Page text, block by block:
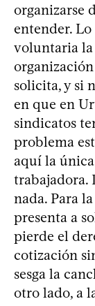
organizarse
entender. Lo
voluntaria
solicita, y si
en que en
sindicatos
problema
aquí la
trabajadora.
nada. Para
presenta a
pierde el
cotización
sesga la
otro lado, a